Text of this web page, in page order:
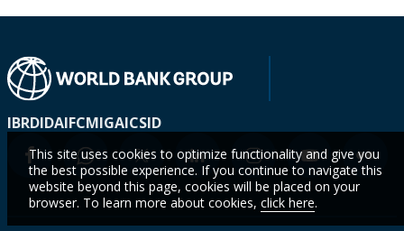
IBRDIDAIFCMIGAICSID
This site uses cookies to optimize functionality and give you
the best possible experience. If you continue to navigate this
website beyond this page, cookies will be placed on your
browser. To learn more about cookies, click here.